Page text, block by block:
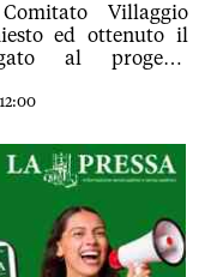
Villaggio
ed ottenuto il
al progetto
le sorprese non
sulla mitigazione
sera evento
da La Pressa alla
sulle ultime novità.
le immagini